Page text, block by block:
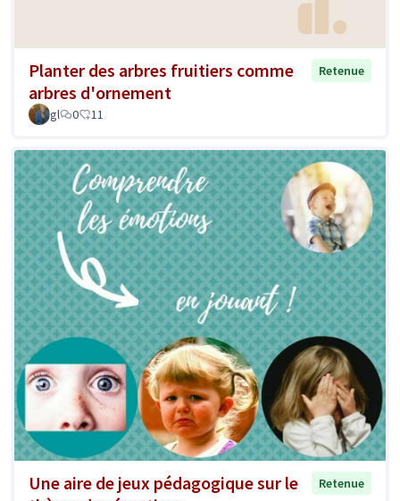
Planter des arbres fruitiers comme
arbres d'ornement
Retenue
gl 0 11
Une aire de jeux pédagogique sur le
Retenue